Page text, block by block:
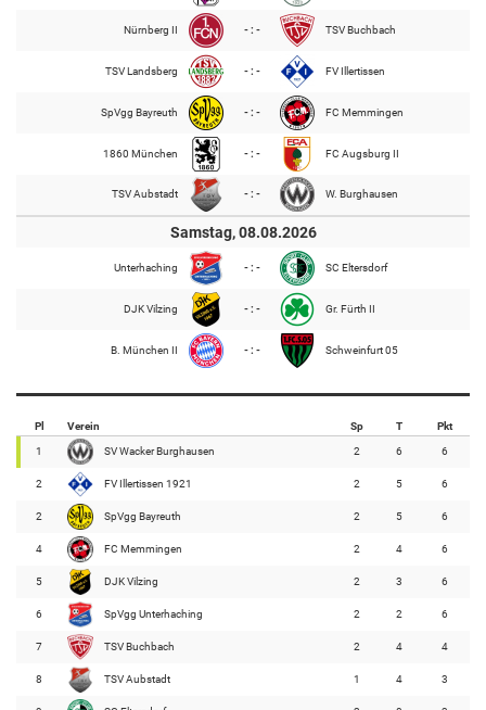
Nürnberg II - : - TSV Buchbach
TSV Landsberg - : - FV Illertissen
SpVgg Bayreuth - : - FC Memmingen
1860 München - : - FC Augsburg II
TSV Aubstadt - : - W. Burghausen
Samstag, 08.08.2026
Unterhaching - : - SC Eltersdorf
DJK Vilzing - : - Gr. Fürth II
B. München II - : - Schweinfurt 05
Pl Verein Sp T Pkt
1 SV Wacker Burghausen 2 6 6
2 FV Illertissen 1921 2 5 6
2 SpVgg Bayreuth 2 5 6
4 FC Memmingen 2 4 6
5 DJK Vilzing 2 3 6
6 SpVgg Unterhaching 2 2 6
7 TSV Buchbach 2 4 4
8 TSV Aubstadt 1 4 3